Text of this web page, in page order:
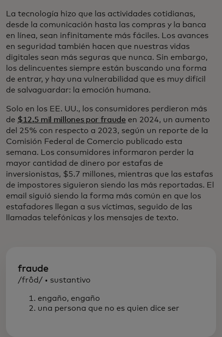
La tecnología hizo que las actividades cotidianas,
desde la comunicación hasta las compras y la banca
en línea, sean infinitamente más fáciles. Los avances
en seguridad también hacen que nuestras vidas
digitales sean más seguras que nunca. Sin embargo,
los delincuentes siempre están buscando una forma
de entrar, y hay una vulnerabilidad que es muy difícil
de salvaguardar: la emoción humana.
Solo en los EE. UU., los consumidores perdieron más
de $12.5 mil millones por fraude en 2024, un aumento
del 25% con respecto a 2023, según un reporte de la
Comisión Federal de Comercio publicado esta
semana. Los consumidores informaron perder la
mayor cantidad de dinero por estafas de
inversionistas, $5.7 millones, mientras que las estafas
de impostores siguieron siendo las más reportadas. El
email siguió siendo la forma más común en que los
estafadores llegan a sus víctimas, seguido de las
llamadas telefónicas y los mensajes de texto.
fraude
/frôd/ • sustantivo
engaño, engaño
una persona que no es quien dice ser